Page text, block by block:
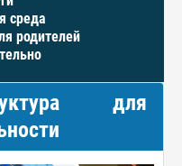
среда
родителей
для